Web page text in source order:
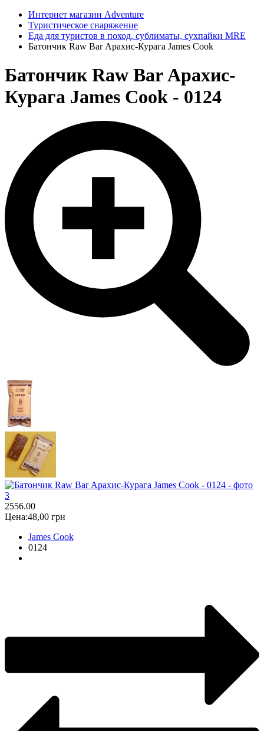
Интернет магазин Adventure
Туристическое снаряжение
Еда для туристов в поход, сублиматы, сухпайки MRE
Батончик Raw Bar Арахис-Курага James Cook
Батончик Raw Bar Арахис-
Курага James Cook - 0124
2556.00
Цена:48,00 грн
James Cook
0124